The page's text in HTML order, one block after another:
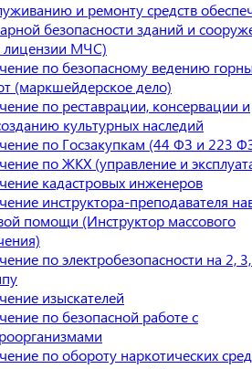
и ремонту средств
безопасности зданий и
лицензии МЧС)
по безопасному ведению
(маркшейдерское дело)
по реставрации, консервации и
культурных наследий
по Госзакупкам (44 ФЗ и 223
по ЖКХ (управление и
кадастровых инженеров
инструктора-преподавателя
помощи (Инструктор массового
по электробезопасности на 2,
изыскателей
по безопасной работе с
по обороту наркотических